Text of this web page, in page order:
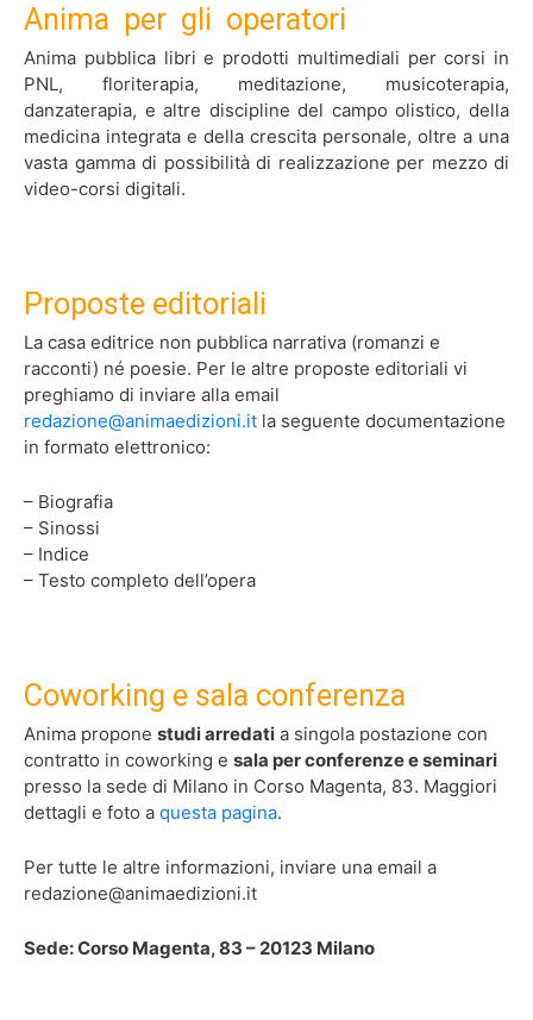
Anima per gli operatori
Anima pubblica libri e prodotti multimediali per corsi in
PNL, floriterapia, meditazione, musicoterapia,
danzaterapia, e altre discipline del campo olistico, della
medicina integrata e della crescita personale, oltre a una
vasta gamma di possibilità di realizzazione per mezzo di
video-corsi digitali.
Proposte editoriali
La casa editrice non pubblica narrativa (romanzi e
racconti) né poesie. Per le altre proposte editoriali vi
preghiamo di inviare alla email
redazione@animaedizioni.it la seguente documentazione
in formato elettronico:
– Biografia
– Sinossi
– Indice
– Testo completo dell’opera
Coworking e sala conferenza
Anima propone studi arredati a singola postazione con
contratto in coworking e sala per conferenze e seminari
presso la sede di Milano in Corso Magenta, 83. ​Maggiori
dettagli e foto a questa pagina.
Per tutte le altre informazioni, inviare una email a
redazione@animaedizioni.it
Sede: Corso Magenta, 83 – 20123 Milano